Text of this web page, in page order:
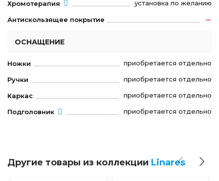
Хромотерапия установка по желанию
Антискользящее покрытие
ОСНАЩЕНИЕ
Ножки приобретается отдельно
Ручки приобретается отдельно
Каркас приобретается отдельно
Подголовник приобретается отдельно
Другие товары из коллекции Linares